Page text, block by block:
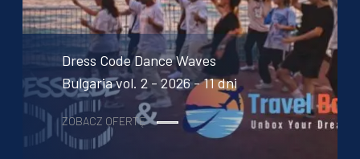
Dress Code Dance Waves
Bulgaria vol. 2 - 2026 - 11 dni
ZOBACZ OFERTĘ